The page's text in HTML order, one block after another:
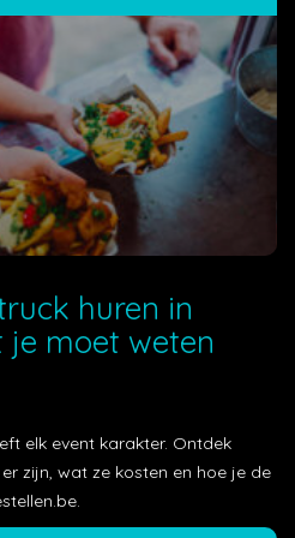
huren in
je moet weten
elk event karakter. Ontdek
zijn, wat ze kosten en hoe je de